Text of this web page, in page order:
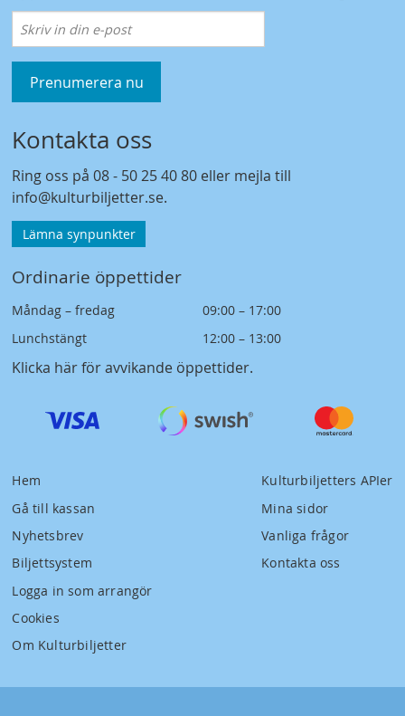
Prenumerera nu
Kontakta oss
Ring oss på08 - 50 25 40 80 eller mejla till
info@kulturbiljetter.se.
Lämna synpunkter
Ordinarie öppettider
Måndag – fredag
09:00 – 17:00
Lunchstängt
12:00 – 13:00
Klicka här för avvikande öppettider.
Hem
Gå till kassan
Nyhetsbrev
Biljettsystem
Logga in som arrangör
Cookies
Om Kulturbiljetter
Kulturbiljetters APIer
Mina sidor
Vanliga frågor
Kontakta oss